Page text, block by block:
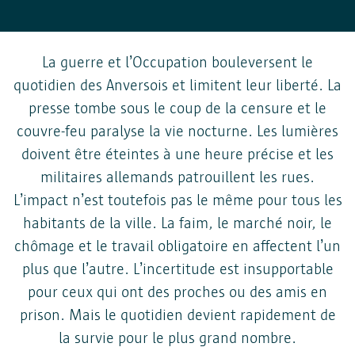
La guerre et l’Occupation bouleversent le
quotidien des Anversois et limitent leur liberté. La
presse tombe sous le coup de la censure et le
couvre-feu paralyse la vie nocturne. Les lumières
doivent être éteintes à une heure précise et les
militaires allemands patrouillent les rues.
L’impact n’est toutefois pas le même pour tous les
habitants de la ville. La faim, le marché noir, le
chômage et le travail obligatoire en affectent l’un
plus que l’autre. L’incertitude est insupportable
pour ceux qui ont des proches ou des amis en
prison. Mais le quotidien devient rapidement de
la survie pour le plus grand nombre.
Transfert à d'autres parties
Si vous souhaitez savoir si vos données sont transmises à des
tiers dans un cas spécifique, vous pouvez nous contacter
à informatieveiligheid@antwerpen.be.
Période de conservation
longtemps que nécessaire pour atteindre l'objectif pour
lequel elles ont été collectées. Si vous souhaitez savoir
combien de temps vos données sont conservées dans un cas
spécifique, vous pouvez nous contacter
à informatieveiligheid@antwerpen.be. Après expiration de la
période de conservation, vos données personnelles sont
effacées par la ville d'Anvers.
Vos droits
Drukpersstraat 35
1000 Bruxelles
Tél. : +32 2/274.48.00
Fax : +32 2/274.48.35
contact@apd-gba.be
Si vous avez des questions concernant le traitement de vos
données personnelles tel que décrit dans cette déclaration,
vous pouvez toujours contacter notre responsable de la
protection des données
viainformatieveiligheid@antwerpen.be.